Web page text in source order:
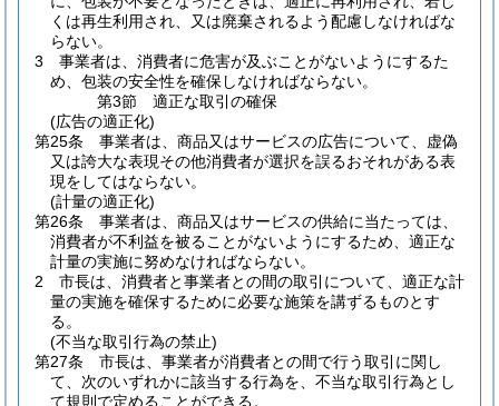
くは再生利用され、又は廃棄されるよう配慮しなければな
らない。
3
事業者は、消費者に危害が及ぶことがないようにするた
め、包装の安全性を確保しなければならない。
第3節
適正な取引の確保
(広告の適正化)
第25条
事業者は、商品又はサービスの広告について、虚偽
又は誇大な表現その他消費者が選択を誤るおそれがある表
現をしてはならない。
(計量の適正化)
第26条
事業者は、商品又はサービスの供給に当たっては、
消費者が不利益を被ることがないようにするため、適正な
計量の実施に努めなければならない。
2
市長は、消費者と事業者との間の取引について、適正な計
量の実施を確保するために必要な施策を講ずるものとす
る。
(不当な取引行為の禁止)
第27条
市長は、事業者が消費者との間で行う取引に関し
て、次のいずれかに該当する行為を、不当な取引行為とし
て規則で定めることができる。